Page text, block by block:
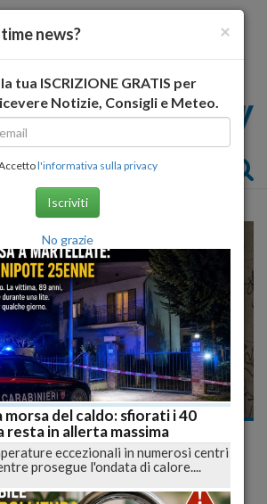
polizia aveva gia' chiesto
×
news?
tua ISCRIZIONE GRATIS per
Notizie, Consigli e Meteo.
l'informativa sulla privacy
Iscriviti
No grazie
del caldo: sfiorati i 40
resta in allerta massima
eccezionali in numerosi centri
prosegue l'ondata di calore....